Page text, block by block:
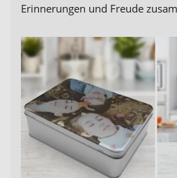
Erinnerungen und Freude